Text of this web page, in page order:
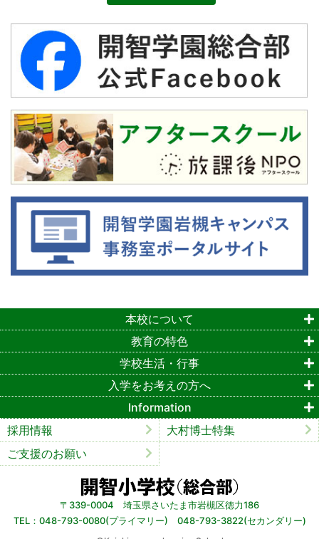
〒339-0004 埼玉県さいたま市岩槻区徳力186
TEL：048-793-0080(プライマリー) 048-793-3822(セカンダリー)
本校について
教育の特色
学校生活・行事
入学をお考えの方へ
Information
採用情報
大村博士特集
ご支援のお願い